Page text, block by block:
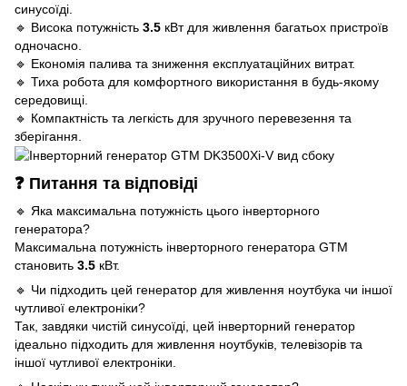
синусоїді.
🔹 Висока потужність 3.5 кВт для живлення багатьох пристроїв
одночасно.
🔹 Економія палива та зниження експлуатаційних витрат.
🔹 Тиха робота для комфортного використання в будь-якому
середовищі.
🔹 Компактність та легкість для зручного перевезення та
зберігання.
❓ Питання та відповіді
🔹 Яка максимальна потужність цього інверторного
генератора?
Максимальна потужність інверторного генератора GTM
становить 3.5 кВт.
🔹 Чи підходить цей генератор для живлення ноутбука чи іншої
чутливої електроніки?
Так, завдяки чистій синусоїді, цей інверторний генератор
ідеально підходить для живлення ноутбуків, телевізорів та
іншої чутливої електроніки.